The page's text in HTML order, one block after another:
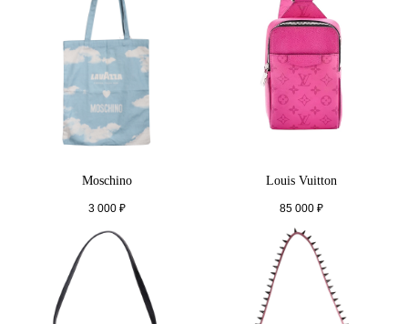
Moschino
3 000 ₽
Louis Vuitton
85 000 ₽